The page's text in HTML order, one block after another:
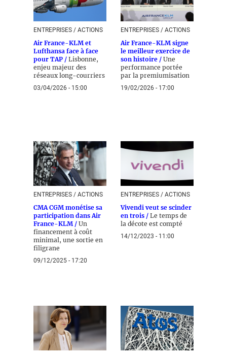
ENTREPRISES / ACTIONS
Air France-KLM et
Lufthansa face à face
pour TAP / Lisbonne,
enjeu majeur des
réseaux long-courriers
03/04/2026 - 15:00
ENTREPRISES / ACTIONS
Air France-KLM signe
le meilleur exercice de
son histoire / Une
performance portée
par la premiumisation
19/02/2026 - 17:00
ENTREPRISES / ACTIONS
CMA CGM monétise sa
participation dans Air
France-KLM / Un
financement à coût
minimal, une sortie en
filigrane
09/12/2025 - 17:20
ENTREPRISES / ACTIONS
Vivendi veut se scinder
en trois / Le temps de
la décote est compté
14/12/2023 - 11:00